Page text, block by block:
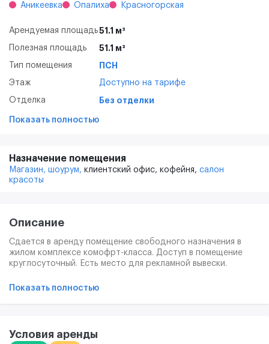
Аникеевка
Опалиха Красногорская
Арендуемая площадь51.1 м²
Полезная площадь 51.1 м²
Тип помещения ПСН
Этаж Доступно на тарифе
Отделка Без отделки
Показать полностью
Назначение помещения
Магазин, шоурум, клиентский офис, кофейня, салон
красоты
Описание
Сдается в аренду помещение свободного назначения в
жилом комплексе комофрт-класса. Доступ в помещение
круглосуточный. Есть место для рекламной вывески.
ЖК «Новая Рига» — это проект комплексного освоения
находится среди элитных поселков, в безмятежной тишине
лесов - рядом располагаются заповедник «Лохин остров»,
Показать полностью
Условия аренды